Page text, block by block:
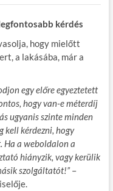
kérdés
hogy mielőtt
a lakásába, már a
egy előre egyeztetett
hogy van-e méterdíj
ugyanis szinte minden
kell kérdezni, hogy
Ha a weboldalon a
hiányzik, vagy kerülik
szolgáltatót!”–